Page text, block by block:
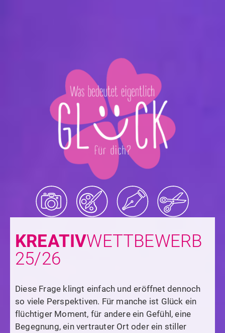
KREATIV­WETTBEWERB
25/26
Diese Frage klingt einfach und eröffnet dennoch
so viele Perspektiven. Für manche ist Glück ein
flüchtiger Moment, für andere ein Gefühl, eine
Begegnung, ein vertrauter Ort oder ein stiller